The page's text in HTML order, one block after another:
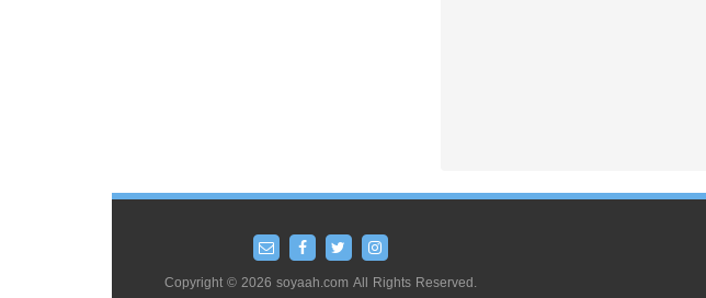
Copyright © 2026 soyaah.com All Rights Reserved.